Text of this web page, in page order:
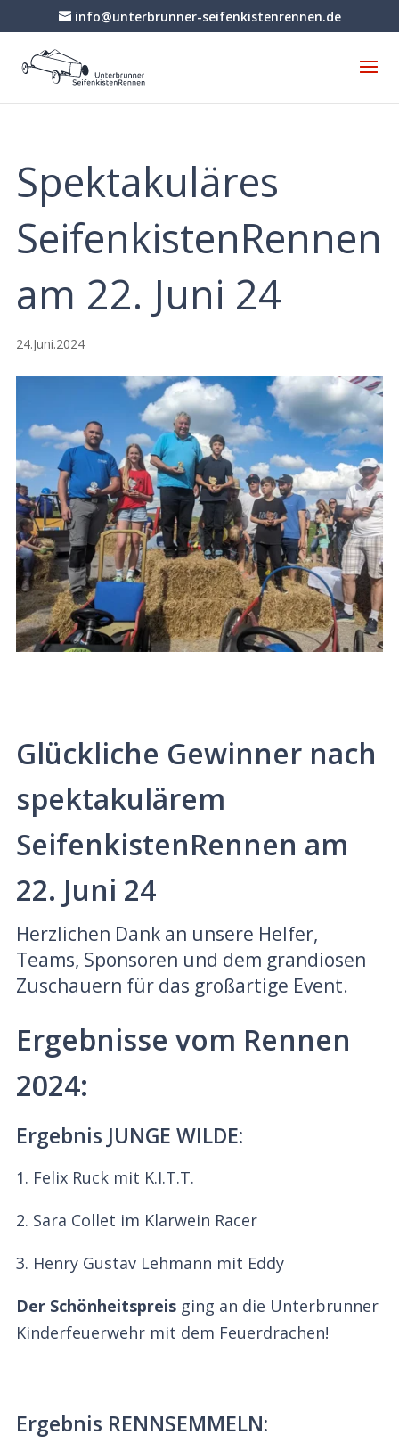
info@unterbrunner-seifenkistenrennen.de
Spektakuläres
SeifenkistenRennen
am 22. Juni 24
24.Juni.2024
Glückliche Gewinner nach
spektakulärem
SeifenkistenRennen am
22. Juni 24
Herzlichen Dank an unsere Helfer,
Teams, Sponsoren und dem grandiosen
Zuschauern für das großartige Event.
Ergebnisse vom Rennen
2024:
Ergebnis JUNGE WILDE:
1. Felix Ruck mit K.I.T.T.
2. Sara Collet im Klarwein Racer
3. Henry Gustav Lehmann mit Eddy
Der Schönheitspreisging an die Unterbrunner
Kinderfeuerwehr mit dem Feuerdrachen!
Ergebnis RENNSEMMELN: